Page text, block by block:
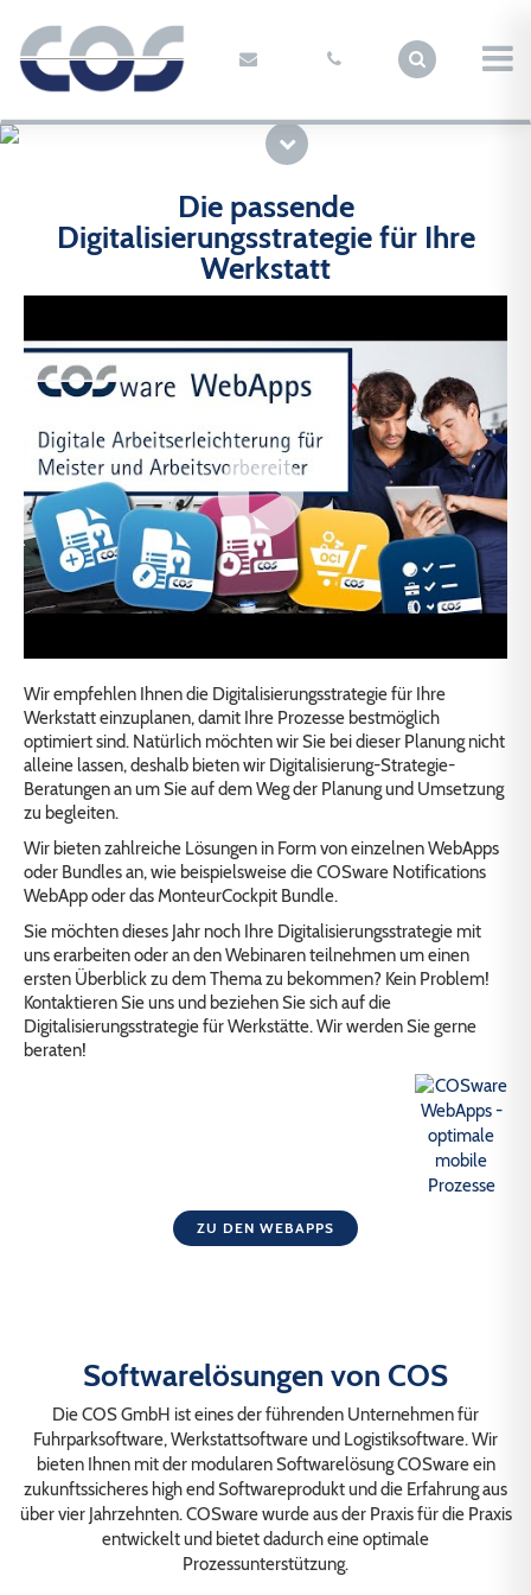
Die passende
Digitalisierungsstrategie für Ihre
Werkstatt
Wir empfehlen Ihnen die Digitalisierungsstrategie für Ihre
Werkstatt einzuplanen, damit Ihre Prozesse bestmöglich
optimiert sind. Natürlich möchten wir Sie bei dieser Planung nicht
alleine lassen, deshalb bieten wir Digitalisierung-Strategie-
Beratungen an um Sie auf dem Weg der Planung und Umsetzung
zu begleiten.
Wir bieten zahlreiche Lösungen in Form von einzelnen WebApps
oder Bundles an, wie beispielsweise die COSware Notifications
WebApp oder das MonteurCockpit Bundle.
Sie möchten dieses Jahr noch Ihre Digitalisierungsstrategie mit
uns erarbeiten oder an den Webinaren teilnehmen um einen
ersten Überblick zu dem Thema zu bekommen? Kein Problem!
Kontaktieren Sie uns und beziehen Sie sich auf die
Digitalisierungsstrategie für Werkstätte. Wir werden Sie gerne
beraten!
ZU DEN WEBAPPS
Softwarelösungen von COS
Die COS GmbH ist eines der führenden Unternehmen für
Fuhrparksoftware, Werkstattsoftware und Logistiksoftware. Wir
bieten Ihnen mit der modularen Softwarelösung COSware ein
zukunftssicheres high end Softwareprodukt und die Erfahrung aus
über vier Jahrzehnten. COSware wurde aus der Praxis für die Praxis
entwickelt und bietet dadurch eine optimale
Prozessunterstützung.